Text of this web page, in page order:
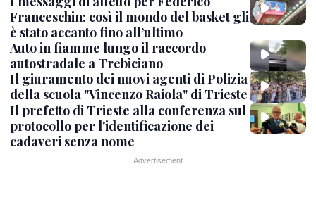
Franceschin: così il mondo del basket gli
è stato accanto fino all’ultimo
Auto in fiamme lungo il raccordo
autostradale a Trebiciano
Il giuramento dei nuovi agenti di Polizia
della scuola "Vincenzo Raiola" di Trieste
Il prefetto di Trieste alla conferenza sul
protocollo per l'identificazione dei
cadaveri senza nome